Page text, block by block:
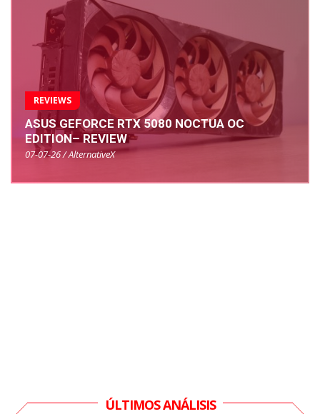
REVIEWS
ASUS GEFORCE RTX 5080 NOCTUA OC
EDITION– REVIEW
07-07-26 / AlternativeX
ÚLTIMOS ANÁLISIS